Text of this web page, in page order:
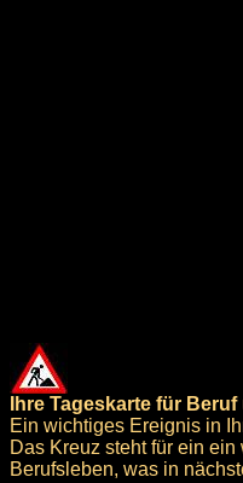
Ihre Tageskarte für
Ein wichtiges Ereignis in
Das Kreuz steht für ein
Berufsleben, was in